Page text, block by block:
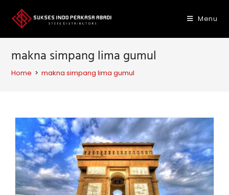
content
Menu
makna simpang lima gumul
Home > makna simpang lima gumul